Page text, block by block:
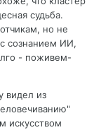
судьба.
но не
сознанием ИИ,
- поживем-
видел из
искусством